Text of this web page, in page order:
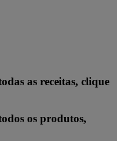
as receitas, clique
os produtos,